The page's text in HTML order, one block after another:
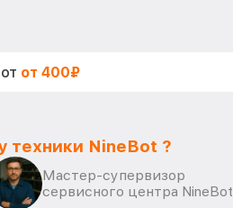
от 400₽
техники NineBot ?
Мастер-супервизор
сервисного центра NineBot